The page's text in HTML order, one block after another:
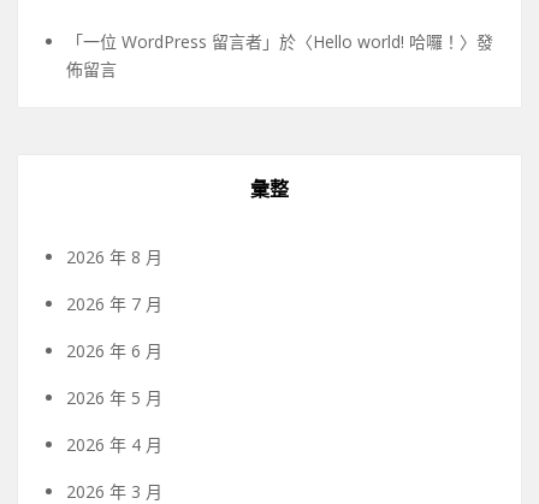
「一位 WordPress 留言者 」於〈Hello world! 哈囉！ 〉發
佈留言
彙整
2026 年 8 月
2026 年 7 月
2026 年 6 月
2026 年 5 月
2026 年 4 月
2026 年 3 月